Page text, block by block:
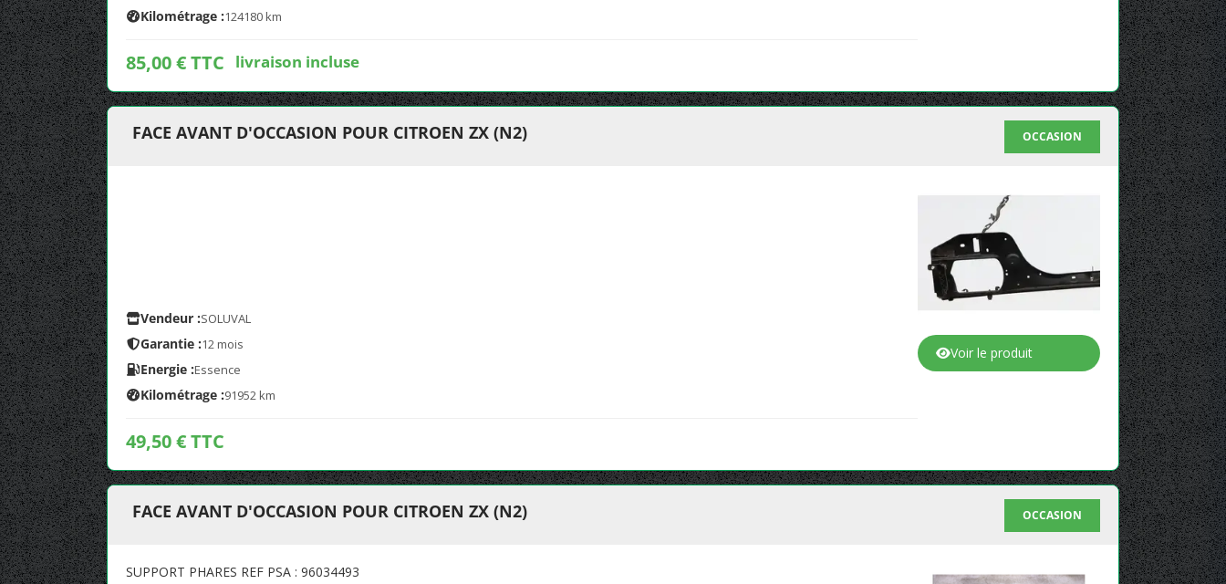
Kilométrage :124180 km
85,00 € TTC livraison incluse
FACE AVANT D'OCCASION POUR CITROEN ZX (N2) OCCASION
Vendeur :SOLUVAL
Garantie :12 mois
Energie :Essence
Kilométrage :91952 km
49,50 € TTC
Voir le produit
FACE AVANT D'OCCASION POUR CITROEN ZX (N2) OCCASION
SUPPORT PHARES REF PSA : 96034493